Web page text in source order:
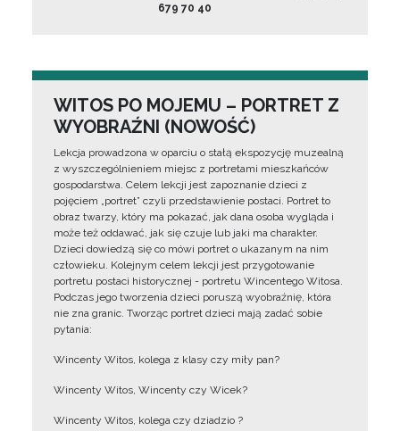
679 70 40
WITOS PO MOJEMU – PORTRET Z
WYOBRAŹNI (NOWOŚĆ)
Lekcja prowadzona w oparciu o stałą ekspozycję muzealną
z wyszczególnieniem miejsc z portretami mieszkańców
gospodarstwa. Celem lekcji jest zapoznanie dzieci z
pojęciem „portret” czyli przedstawienie postaci. Portret to
obraz twarzy, który ma pokazać, jak dana osoba wygląda i
może też oddawać, jak się czuje lub jaki ma charakter.
Dzieci dowiedzą się co mówi portret o ukazanym na nim
człowieku. Kolejnym celem lekcji jest przygotowanie
portretu postaci historycznej - portretu Wincentego Witosa.
Podczas jego tworzenia dzieci poruszą wyobraźnię, która
nie zna granic. Tworząc portret dzieci mają zadać sobie
pytania:
Wincenty Witos, kolega z klasy czy miły pan?
Wincenty Witos, Wincenty czy Wicek?
Wincenty Witos, kolega czy dziadzio ?